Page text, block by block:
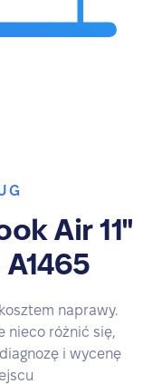
Air 11"
A1465
naprawy.
nieco różnić się,
i wycenę